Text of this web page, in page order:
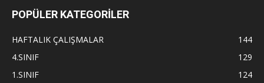
POPÜLER KATEGORİLER
HAFTALIK ÇALIŞMALAR
144
4.SINIF
129
1.SINIF
124